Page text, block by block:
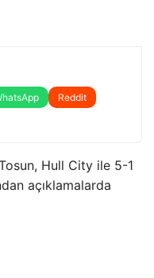
Reddit
Hull City ile 5-1
açıklamalarda